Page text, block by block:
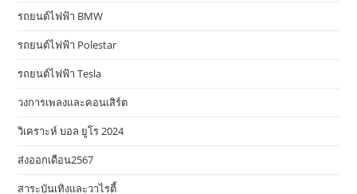
รถยนต์ไฟฟ้า BMW
รถยนต์ไฟฟ้า Polestar
รถยนต์ไฟฟ้า Tesla
วงการเพลงและคอนเสิร์ต
วิเคราะห์ บอล ยูโร 2024
ส่งออกเดือน2567
สาระบันเทิงและวาไรตี้